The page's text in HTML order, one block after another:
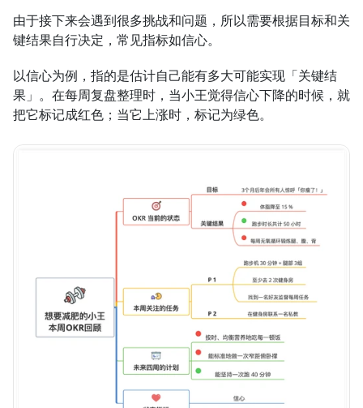
由于接下来会遇到很多挑战和问题，所以需要根据目标和关
键结果自行决定，常见指标如信心。
以信心为例，指的是估计自己能有多大可能实现「关键结
果」。在每周复盘整理时，当小王觉得信心下降的时候，就
把它标记成红色；当它上涨时，标记为绿色。